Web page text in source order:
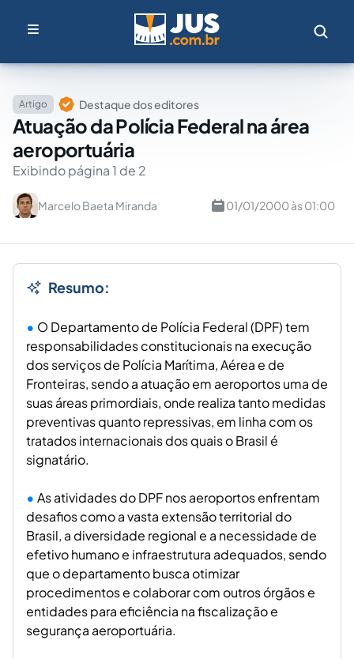
Artigo Destaque dos editores
Atuação da Polícia Federal na área
aeroportuária
Exibindo página 1 de 2
Marcelo Baeta Miranda 01/01/2000 às 01:00
Resumo:
O Departamento de Polícia Federal (DPF) tem
responsabilidades constitucionais na execução
dos serviços de Polícia Marítima, Aérea e de
Fronteiras, sendo a atuação em aeroportos uma de
suas áreas primordiais, onde realiza tanto medidas
preventivas quanto repressivas, em linha com os
tratados internacionais dos quais o Brasil é
signatário.
As atividades do DPF nos aeroportos enfrentam
desafios como a vasta extensão territorial do
Brasil, a diversidade regional e a necessidade de
efetivo humano e infraestrutura adequados, sendo
que o departamento busca otimizar
procedimentos e colaborar com outros órgãos e
entidades para eficiência na fiscalização e
segurança aeroportuária.